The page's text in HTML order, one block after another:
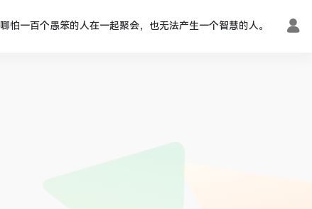
哪怕一百个愚笨的人在一起聚会，也无法产生一个智慧的人。